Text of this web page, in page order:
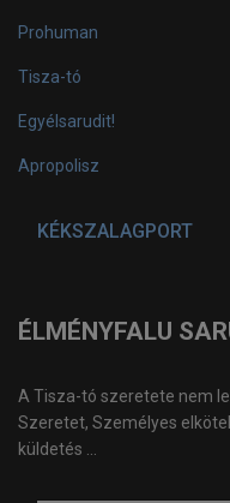
Prohuman
Tisza-tó
Egyélsarudit!
Apropolisz
KÉKSZALAGPORT
ÉLMÉNYFALU
A Tisza-tó szeretete nem
Szeretet, Személyes
küldetés ...